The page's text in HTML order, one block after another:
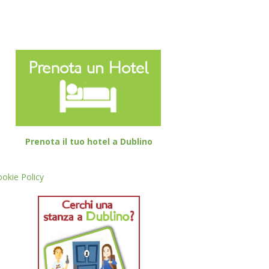
Prenota il tuo hotel a Dublino
Policy